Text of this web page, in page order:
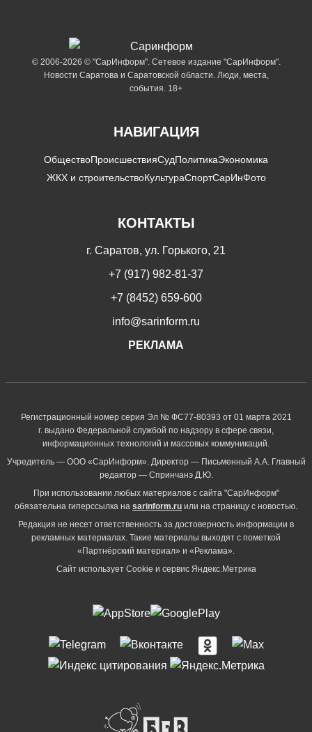
© 2006-2026 © "СарИнформ". Сетевое издание "СарИнформ".
Новости Саратова и Саратовской области. Люди, места,
события. 18+
НАВИГАЦИЯ
ОбществоПроисшествияСудПолитикаЭкономика
ЖКХ и строительствоКультураСпортСарИнФото
КОНТАКТЫ
г. Саратов, ул. Горького, 21
+7 (917) 982-81-37
+7 (8452) 659-600
info@sarinform.ru
РЕКЛАМА
Регистрационный номер серия Эл № ФС77-80393 от 01 марта 2021
г. выдано Федеральной службой по надзору в сфере связи,
информационных технологий и массовых коммуникаций.
Учредитель — ООО «СарИнформ». Директор — Письменный А.А. Главный
редактор — Спринчанэ Д.Ю.
При использовании любых материалов с сайта "СарИнформ"
обязательна гиперссылка на sarinform.ru или на страницу с новостью.
Редакция не несет ответственность за достоверность информации в
рекламных материалах. Такие материалы выходят с пометкой
«Партнёрский материал» и «Реклама».
Сайт использует Cookie и сервиc Яндекс.Метрика